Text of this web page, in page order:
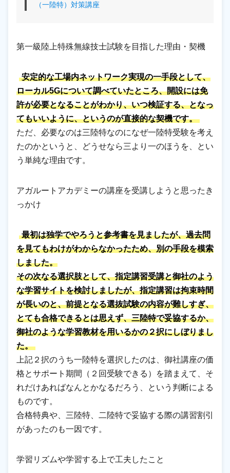
（一陸特）対策講座
第一級陸上特殊無線技士試験を目指した理由・契機
安定的な工場内ネットワーク実現の一手段として、
ローカル5Gについて調べていたところ、開設には免
許が必要となることがわかり、いつ検証する、となっ
てもいいように、というのが直接的な契機です。
ただ、必要なのは三陸特なのになぜ一陸特受験を考え
たのかというと、どうせなら三より一のほうを、とい
う単純な理由です。
アガルートアカデミーの講座を受講しようと思ったき
っかけ
最初は独学でやろうと参考書を見ましたが、過去問
を見てもわけがわからなかったため、別の手段を模索
しました。
その次なる選択肢として、指定講習受講と御社のよう
な学習サイトを検討しましたが、指定講習は拘束時間
が長いのと、前提となる選抜試験の内容が難しすぎ、
とても合格できるとは思えず、三陸特で妥協するか、
御社のような学習教材を用いるかの２択にしぼりまし
た。
上記２択のうち一陸特を選択したのは、御社講座の価
格とサポート期間（２回受験できる）を踏まえて、そ
れだけあればなんとかなるだろう、という判断による
ものです。
合格特典や、三陸特、二陸特で妥協する際の講習割引
があったのも一因です。
学習リズムや学習する上で工夫したこと